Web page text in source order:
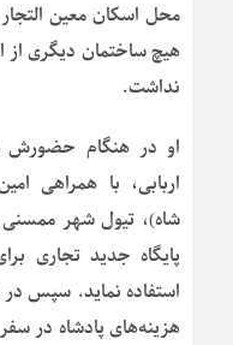
محل اسکان معین
هیچ ساختمان دیگری از
نداشت.
او در هنگام حضورش
اربابی، با همراهی
شاه)، تیول شهر ممسنی
پایگاه جدید تجاری
هزینه‌های پادشاه در